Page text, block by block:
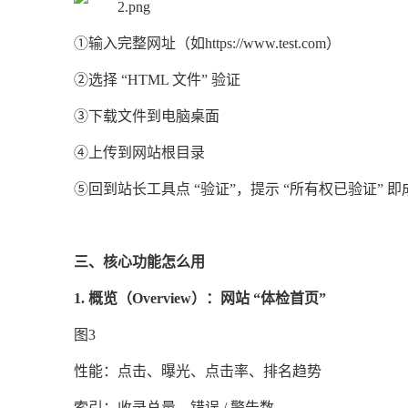
①输入完整网址（如https://www.test.com）
②选择 “HTML 文件” 验证
③下载文件到电脑桌面
④上传到网站根目录
⑤回到站长工具点 “验证”，提示 “所有权已验证” 即
三、核心功能怎么用
1. 概览（Overview）：网站 “体检首页”
图3
性能：点击、曝光、点击率、排名趋势